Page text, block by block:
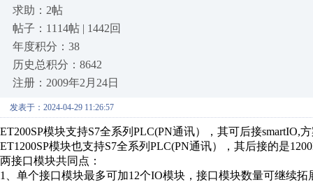
求助：2帖
帖子：1114帖 | 1442回
年度积分：38
历史总积分：8642
注册：2009年2月24日
发表于：2024-04-29 11:26:57
ET200SP模块支持S7全系列PLC(PN通讯），其可后接smartIO,
ET1200SP模块也支持S7全系列PLC(PN通讯），其后接的是
两接口模块共同点：
1、单个接口模块最多可加12个IO模块，接口模块数量可继续